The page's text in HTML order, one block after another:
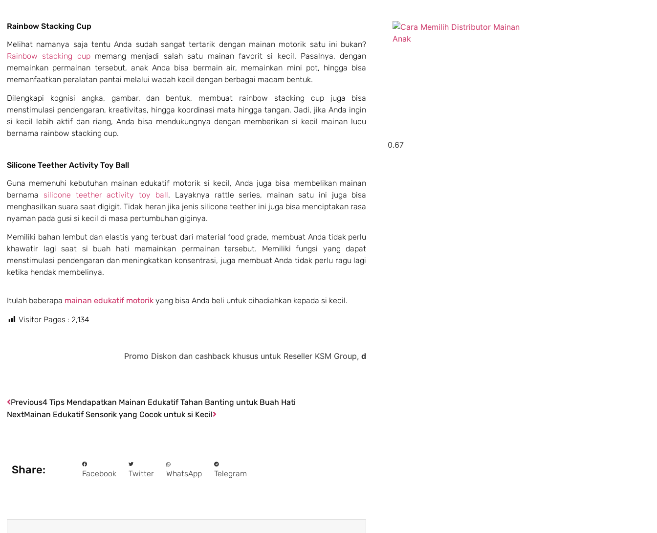
Rainbow Stacking Cup
Melihat namanya saja tentu Anda sudah sangat tertarik dengan mainan motorik satu ini bukan?
Rainbow stacking cupmemang menjadi salah satu mainan favorit si kecil. Pasalnya, dengan
memainkan permainan tersebut, anak Anda bisa bermain air, memainkan mini pot, hingga bisa
memanfaatkan peralatan pantai melalui wadah kecil dengan berbagai macam bentuk.
Dilengkapi kognisi angka, gambar, dan bentuk, membuat rainbow stacking cup juga bisa
menstimulasi pendengaran, kreativitas, hingga koordinasi mata hingga tangan. Jadi, jika Anda ingin
si kecil lebih aktif dan riang, Anda bisa mendukungnya dengan memberikan si kecil mainan lucu
bernama rainbow stacking cup.
Silicone Teether Activity Toy Ball
Guna memenuhi kebutuhan mainan edukatif motorik si kecil, Anda juga bisa membelikan mainan
bernama silicone teether activity toy ball. Layaknya rattle series, mainan satu ini juga bisa
menghasilkan suara saat digigit. Tidak heran jika jenis silicone teether ini juga bisa menciptakan rasa
nyaman pada gusi si kecil di masa pertumbuhan giginya.
Memiliki bahan lembut dan elastis yang terbuat dari material food grade, membuat Anda tidak perlu
khawatir lagi saat si buah hati memainkan permainan tersebut. Memiliki fungsi yang dapat
menstimulasi pendengaran dan meningkatkan konsentrasi, juga membuat Anda tidak perlu ragu lagi
ketika hendak membelinya.
Itulah beberapa mainan edukatif motorik yang bisa Anda beli untuk dihadiahkan kepada si kecil.
Visitor Pages : 2,134
Promo Diskon dan cashback khusus untuk Reseller KSM Group,diskon 35% + Cashback 10%,
Previous4 Tips Mendapatkan Mainan Edukatif Tahan Banting untuk Buah Hati
NextMainan Edukatif Sensorik yang Cocok untuk si Kecil
Share: Facebook Twitter WhatsApp Telegram